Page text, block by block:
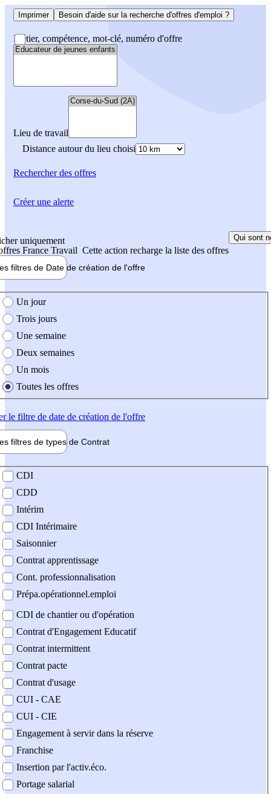
Imprimer Besoin d'aide sur la recherche d'offres d'emploi ?
Métier, compétence, mot-clé, numéro d'offre
Lieu de travail
Distance autour du lieu choisi
Rechercherdes offres
uniquement
France Travail Cette action recharge la liste des offres
Qui sont
filtres de Date de création de l'offre
création de l'offre
Un jour
Trois jours
Une semaine
Deux semaines
Un mois
Toutes les offres
le filtre de date de création de l'offre
filtres de types de Contrat
contrat
CDI
CDD
Intérim
CDI Intérimaire
Saisonnier
Contrat apprentissage
Cont. professionnalisation
Prépa.opérationnel.emploi
CDI de chantier ou d'opération
Contrat d'Engagement Educatif
Contrat intermittent
Contrat pacte
Contrat d'usage
CUI - CAE
CUI - CIE
Engagement à servir dans la réserve
Franchise
Insertion par l'activ.éco.
Portage salarial
Créer une alerte